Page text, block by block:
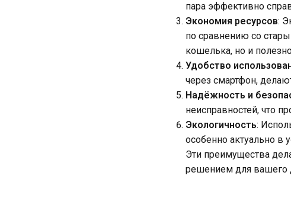
пара эффективно
Экономия ресурсов:
по сравнению со
кошелька, но и
Удобство
через смартфон,
Надёжность и
неисправностей, что
Экологичность:
особенно актуально в
Эти преимущества
решением для вашего